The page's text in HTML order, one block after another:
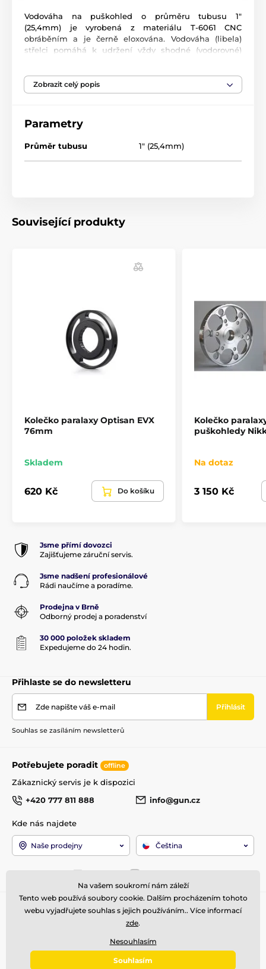
Vodováha na puškohled o průměru tubusu 1"
(25,4mm) je vyrobená z materiálu T-6061 CNC
obráběním a je černě eloxována. Vodováha (libela)
střelci pomáhá k udržení vždy shodné (vodorovné)
taktické střelce. Pokud je zbraň před výstřelem
nakloněná, tak i výšková korekce "táhne" na stranu a
Tenká stěna montážního kroužku (2mm u vodováhy o
25,4mm) zajistí bezproblémové použití a nebude
bránit instalaci puškohledu na montážní lištu.
montážního kroužku je 10mm
teleskopů, dálkoměrů, mířidel a optik pro mobilní
optických zaměřovačů a začali vyrábět velmi kvalitní
puškohledy za daleko přijatelnější cenu, než
konkurence. Díky tomu, že Discovery nabízí vynikající
zpracování, kvalitní skla a mechaniku za rozumnou
cenu, si našli rychle cestu k zákazníkům po celém
Zobrazit celý popis
Parametry
Průměr tubusu 1" (25,4mm)
Související produkty
Kolečko paralaxy Optisan EVX
76mm
Skladem
620 Kč Do košíku
Kolečko
puškohledy
Na dotaz
3 150 Kč
Jsme přímí dovozci
Zajišťujeme záruční servis.
Jsme nadšení profesionálové
Rádi naučíme a poradíme.
Prodejna v Brně
Odborný prodej a poradenství
30 000 položek skladem
Expedujeme do 24 hodin.
Přihlaste se do newsletteru
Zde napište váš e-mail Přihlásit
Souhlas se zasíláním newsletterů
Potřebujete poradit offline
Zákaznický servis je k dispozici
+420 777 811 888
info@gun.cz
Kde nás najdete
Naše prodejny Čeština
Pro zákazníky
Reklamace
Top kategorie
Zbraně
Optika
Na vašem soukromí nám záleží
Tento web používá soubory cookie. Dalším procházením tohoto
webu vyjadřujete souhlas s jejich používáním.. Více informací
zde.
Nesouhlasím
Souhlasím